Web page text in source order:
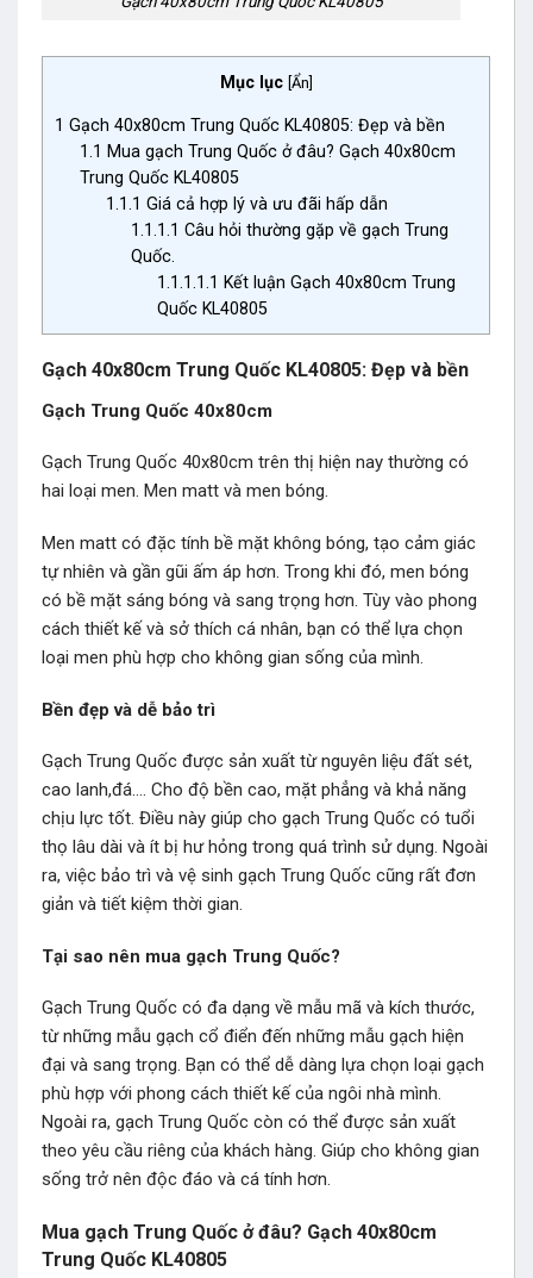
Mục lục Ẩn
1 Gạch 40x80cm Trung Quốc KL40805: Đẹp và bền
1.1 Mua gạch Trung Quốc ở đâu? Gạch 40x80cm
Trung Quốc KL40805
1.1.1 Giá cả hợp lý và ưu đãi hấp dẫn
1.1.1.1 Câu hỏi thường gặp về gạch Trung
Quốc.
1.1.1.1.1 Kết luận Gạch 40x80cm Trung
Quốc KL40805
Gạch 40x80cm Trung Quốc KL40805: Đẹp và bền
Gạch Trung Quốc 40x80cm
Gạch Trung Quốc 40x80cm trên thị hiện nay thường có
hai loại men. Men matt và men bóng.
Men matt có đặc tính bề mặt không bóng, tạo cảm giác
tự nhiên và gần gũi ấm áp hơn. Trong khi đó, men bóng
có bề mặt sáng bóng và sang trọng hơn. Tùy vào phong
cách thiết kế và sở thích cá nhân, bạn có thể lựa chọn
loại men phù hợp cho không gian sống của mình.
Bền đẹp và dễ bảo trì
Gạch Trung Quốc được sản xuất từ nguyên liệu đất sét,
cao lanh,đá…. Cho độ bền cao, mặt phẳng và khả năng
chịu lực tốt. Điều này giúp cho gạch Trung Quốc có tuổi
thọ lâu dài và ít bị hư hỏng trong quá trình sử dụng. Ngoài
ra, việc bảo trì và vệ sinh gạch Trung Quốc cũng rất đơn
giản và tiết kiệm thời gian.
Tại sao nên mua gạch Trung Quốc?
Gạch Trung Quốc có đa dạng về mẫu mã và kích thước,
từ những mẫu gạch cổ điển đến những mẫu gạch hiện
đại và sang trọng. Bạn có thể dễ dàng lựa chọn loại gạch
phù hợp với phong cách thiết kế của ngôi nhà mình.
Ngoài ra, gạch Trung Quốc còn có thể được sản xuất
theo yêu cầu riêng của khách hàng. Giúp cho không gian
sống trở nên độc đáo và cá tính hơn.
Mua gạch Trung Quốc ở đâu? Gạch 40x80cm
Trung Quốc KL40805